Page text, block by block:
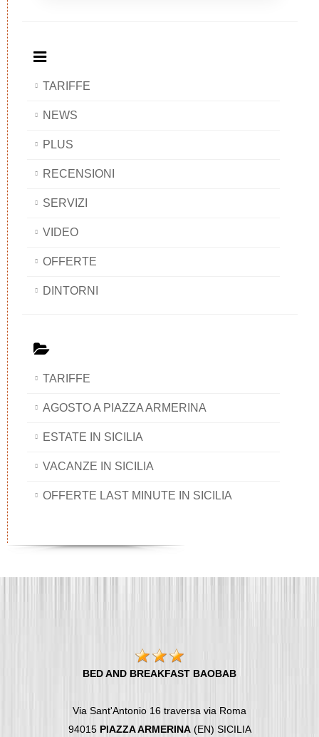
TARIFFE
NEWS
PLUS
RECENSIONI
SERVIZI
VIDEO
OFFERTE
DINTORNI
TARIFFE
AGOSTO A PIAZZA ARMERINA
ESTATE IN SICILIA
VACANZE IN SICILIA
OFFERTE LAST MINUTE IN SICILIA
BED AND BREAKFAST BAOBAB
Via Sant'Antonio 16 traversa via Roma
94015 PIAZZA ARMERINA(EN) SICILIA